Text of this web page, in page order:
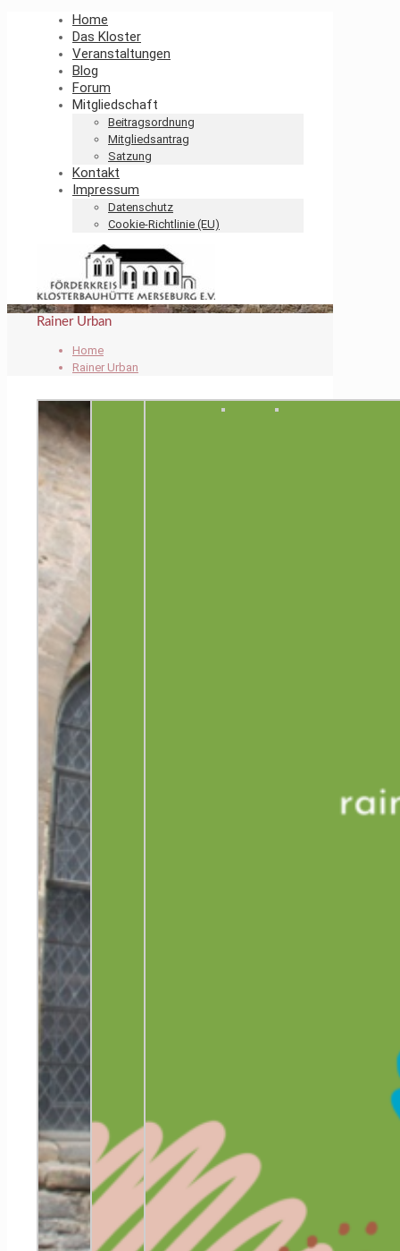
Home
Das Kloster
Veranstaltungen
Blog
Forum
Mitgliedschaft
Beitragsordnung
Mitgliedsantrag
Satzung
Kontakt
Impressum
Datenschutz
Cookie-Richtlinie (EU)
Rainer Urban
Home
Rainer Urban